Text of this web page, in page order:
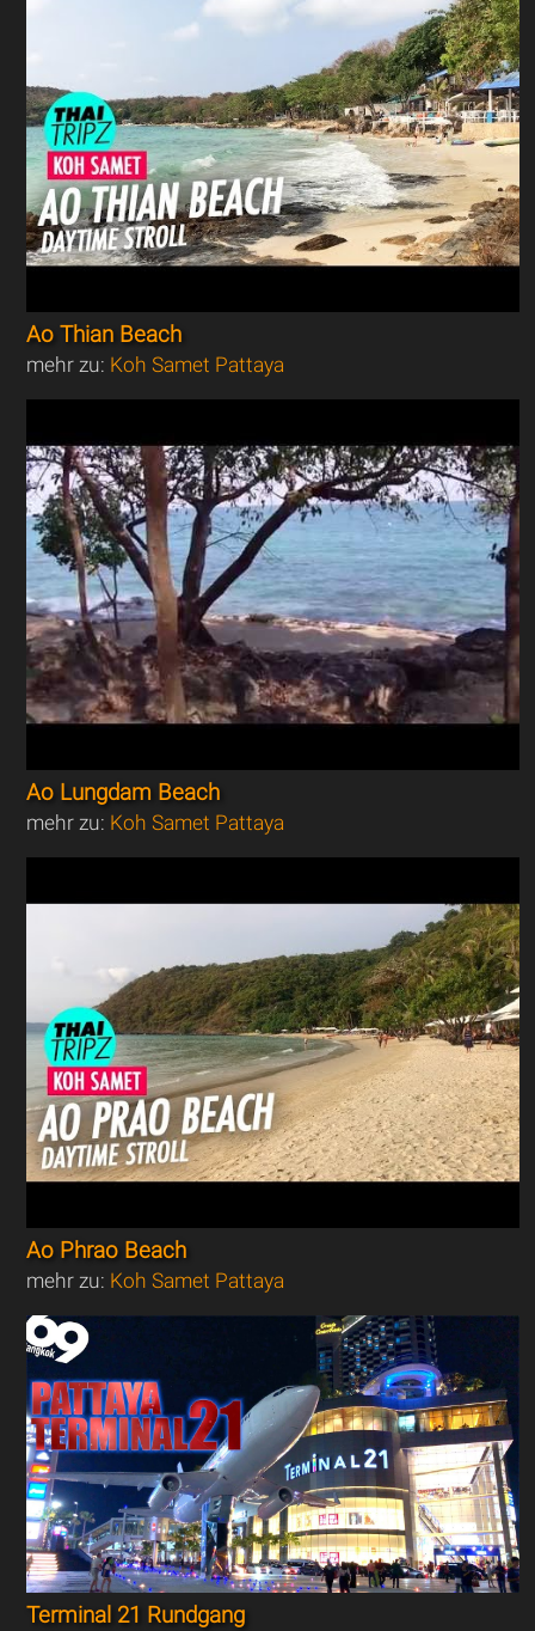
Ao Thian Beach
mehr zu: Koh Samet Pattaya
Ao Lungdam Beach
mehr zu: Koh Samet Pattaya
Ao Phrao Beach
mehr zu: Koh Samet Pattaya
Terminal 21 Rundgang